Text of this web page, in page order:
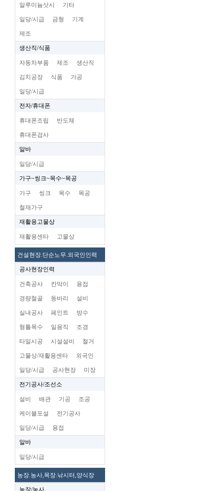
알루미늄삿시 기타
일당/시급 금형 기계
제조
생산직/식품
자동차부품 제조 생산직
김치공장 식품 가공
일당/시급
전자/휴대폰
휴대폰조립 반도체
휴대폰검사
알바
일당/시급
가구~씽크~목수~목공
가구 씽크 목수 목공
철재가구
재활용고물상
재활용센타 고물상
건설현장.단순노무.외국인인력
공사현장인력
건축공사 칸막이 용접
경량철골 동바리 설비
실내공사 페인트 방수
형틀목수 일용직 조경
타일시공 시설설비 철거
고물상/재활용센타 외국인
일당/시급 공사현장 미장
전기공사/조선소
설비 배관 기공 조공
케이블포설 전기공사
일당/시급 용접
알바
일당/시급
농장.농사,목장.낚시터,양식장
농장/농사